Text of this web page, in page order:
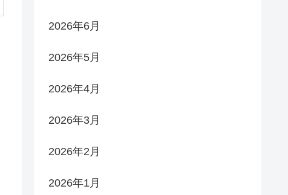
2026年6月
2026年5月
2026年4月
2026年3月
2026年2月
2026年1月